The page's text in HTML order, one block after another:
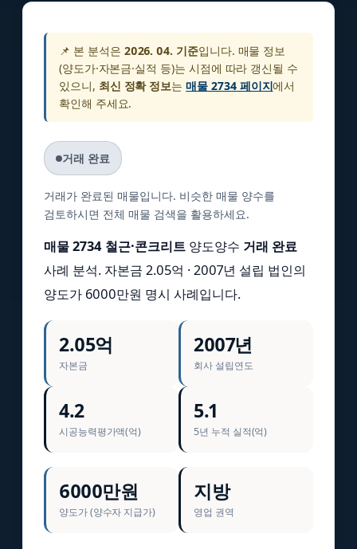
📌 본 분석은 2026. 04. 기준입니다. 매물 정보
(양도가·자본금·실적 등)는 시점에 따라 갱신될 수
있으니, 최신 정확 정보는매물 2734 페이지에서
확인해 주세요.
거래 완료
거래가 완료된 매물입니다. 비슷한 매물 양수를
검토하시면 전체 매물 검색을 활용하세요.
매물 2734 철근·콘크리트양도양수 거래 완료
사례 분석. 자본금 2.05억 · 2007년 설립 법인의
양도가 6000만원 명시 사례입니다.
2.05억
자본금
2007년
회사 설립연도
4.2
시공능력평가액(억)
5.1
5년 누적 실적(억)
6000만원
양도가 (양수자 지급가)
지방
영업 권역